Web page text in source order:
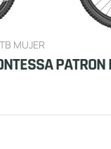
MUJER
PATRON